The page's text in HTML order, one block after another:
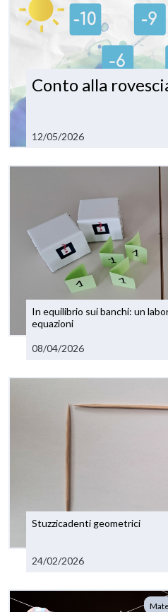
Conto alla
12/05/2026
In equilibrio sui banchi: un
equazioni
08/04/2026
Stuzzicadenti geometrici
24/02/2026